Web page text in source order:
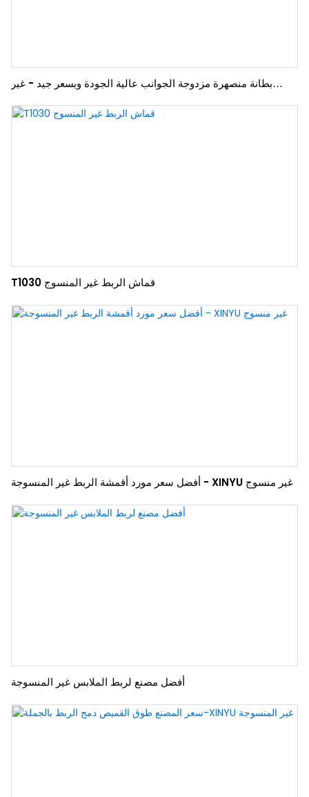
بطانة منصهرة مزدوجة الجوانب عالية الجودة وبسعر جيد - غير
منسوجة من XINYU
T1030 قماش الربط غير المنسوج
أفضل سعر مورد أقمشة الربط غير المنسوجة - XINYU غير منسوج
أفضل مصنع لربط الملابس غير المنسوجة